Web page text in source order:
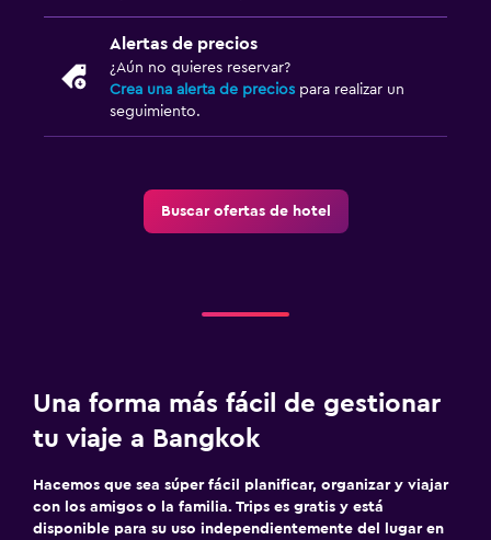
Armario o clóset
Zona de trabajo
Alertas de precios
¿Aún no quieres reservar?
Crea una alerta de precios para realizar un
seguimiento.
Buscar ofertas de hotel
Una forma más fácil de gestionar
tu viaje a Bangkok
Hacemos que sea súper fácil planificar, organizar y viajar
con los amigos o la familia. Trips es gratis y está
disponible para su uso independientemente del lugar en